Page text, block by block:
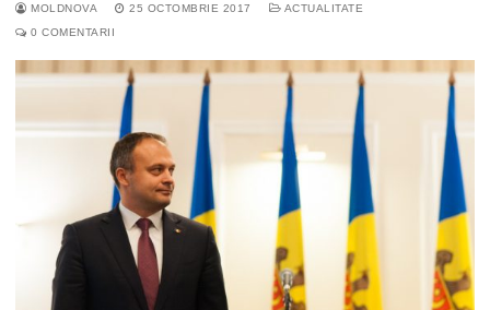
MOLDNOVA 25 OCTOMBRIE 2017
ACTUALITATE
0 COMENTARII